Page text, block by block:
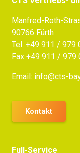
Manfred-Roth-
90766 Fürth
Tel. +49 911 / 979
Fax +49 911 / 979
Email: info@cts-
Kontakt
Full-Service